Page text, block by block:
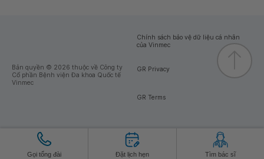
Gọi tổng đài Đặt lịch hẹn Tìm bác sĩ
Bản quyền © 2026 thuộc về Công ty
Cổ phần Bệnh viện Đa khoa Quốc tế
Vinmec
Chính sách bảo vệ dữ liệu cá nhân
của Vinmec
GR Privacy
GR Terms